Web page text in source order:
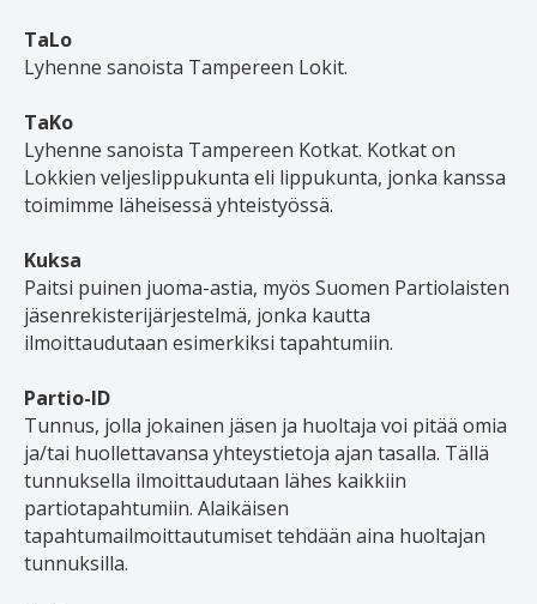
TaLo
Lyhenne sanoista Tampereen Lokit.
TaKo
Lyhenne sanoista Tampereen Kotkat. Kotkat on
Lokkien veljeslippukunta eli lippukunta, jonka kanssa
toimimme läheisessä yhteistyössä.
Kuksa
Paitsi puinen juoma-astia, myös Suomen Partiolaisten
jäsenrekisterijärjestelmä, jonka kautta
ilmoittaudutaan esimerkiksi tapahtumiin.
Partio-ID
Tunnus, jolla jokainen jäsen ja huoltaja voi pitää omia
ja/tai huollettavansa yhteystietoja ajan tasalla. Tällä
tunnuksella ilmoittaudutaan lähes kaikkiin
partiotapahtumiin. Alaikäisen
tapahtumailmoittautumiset tehdään aina huoltajan
tunnuksilla.